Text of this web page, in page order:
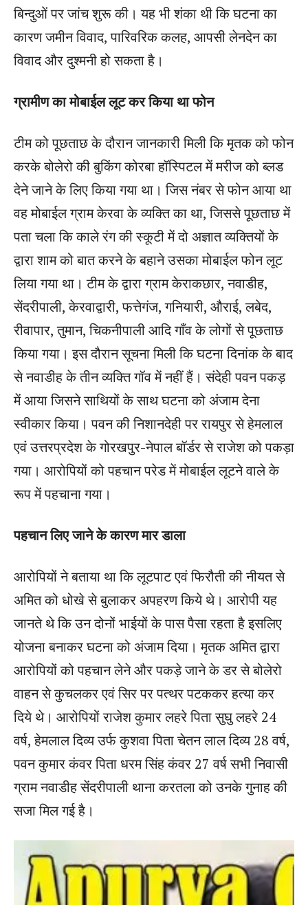
बिन्दुओं पर जांच शुरू की। यह भी शंका थी कि घटना का
कारण जमीन विवाद, पारिवरिक कलह, आपसी लेनदेन का
विवाद और दुश्मनी हो सकता है।
ग्रामीण का मोबाईल लूट कर किया था फोन
टीम को पूछताछ के दौरान जानकारी मिली कि मृतक को फोन
करके बोलेरो की बुकिंग कोरबा हॉस्पिटल में मरीज को ब्लड
देने जाने के लिए किया गया था। जिस नंबर से फोन आया था
वह मोबाईल ग्राम केरवा के व्यक्ति का था, जिससे पूछताछ में
पता चला कि काले रंग की स्कूटी में दो अज्ञात व्यक्तियों के
द्वारा शाम को बात करने के बहाने उसका मोबाईल फोन लूट
लिया गया था। टीम के द्वारा ग्राम केराकछार, नवाडीह,
सेंदरीपाली, केरवाद्वारी, फत्तेगंज, गनियारी, औराई, लबेद,
रीवापार, तुमान, चिकनीपाली आदि गाँव के लोगों से पूछताछ
किया गया। इस दौरान सूचना मिली कि घटना दिनांक के बाद
से नवाडीह के तीन व्यक्ति गॉव में नहीं हैं। संदेही पवन पकड़
में आया जिसने साथियों के साथ घटना को अंजाम देना
स्वीकार किया। पवन की निशानदेही पर रायपुर से हेमलाल
एवं उत्तरप्रदेश के गोरखपुर-नेपाल बॉर्डर से राजेश को पकड़ा
गया। आरोपियों को पहचान परेड में मोबाईल लूटने वाले के
रूप में पहचाना गया।
पहचान लिए जाने के कारण मार डाला
आरोपियों ने बताया था कि लूटपाट एवं फिरौती की नीयत से
अमित को धोखे से बुलाकर अपहरण किये थे। आरोपी यह
जानते थे कि उन दोनों भाईयों के पास पैसा रहता है इसलिए
योजना बनाकर घटना को अंजाम दिया। मृतक अमित द्वारा
आरोपियों को पहचान लेने और पकड़े जाने के डर से बोलेरो
वाहन से कुचलकर एवं सिर पर पत्थर पटककर हत्या कर
दिये थे। आरोपियों राजेश कुमार लहरे पिता सुघु लहरे 24
वर्ष, हेमलाल दिव्य उर्फ कुशवा पिता चेतन लाल दिव्य 28 वर्ष,
पवन कुमार कंवर पिता धरम सिंह कंवर 27 वर्ष सभी निवासी
ग्राम नवाडीह सेंदरीपाली थाना करतला को उनके गुनाह की
सजा मिल गई है।